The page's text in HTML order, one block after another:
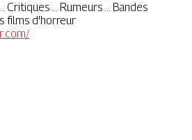
Critiques ... Rumeurs ... Bandes
films d'horreur